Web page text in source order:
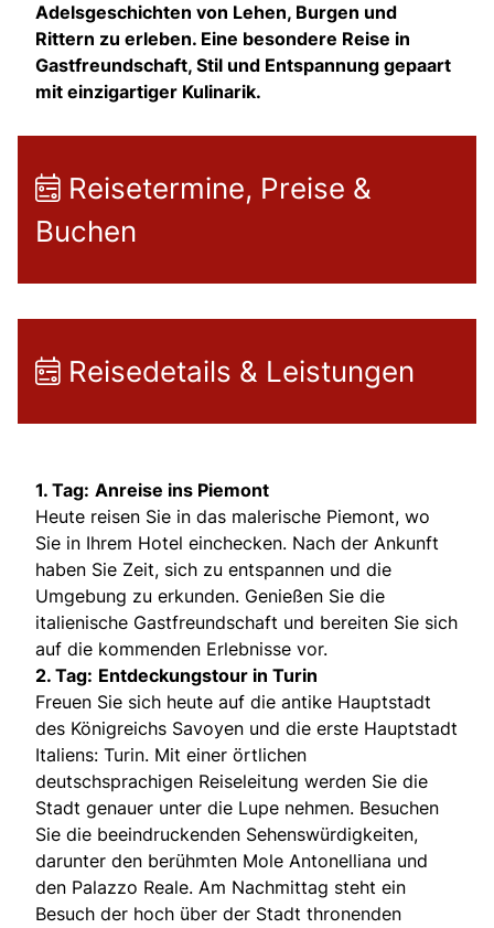
Adelsgeschichten von Lehen, Burgen und
Rittern zu erleben. Eine besondere Reise in
Gastfreundschaft, Stil und Entspannung gepaart
mit einzigartiger Kulinarik.
Reisetermine, Preise &
Buchen
Reisedetails & Leistungen
1. Tag: Anreise ins Piemont
Heute reisen Sie in das malerische Piemont, wo
Sie in Ihrem Hotel einchecken. Nach der Ankunft
haben Sie Zeit, sich zu entspannen und die
Umgebung zu erkunden. Genießen Sie die
italienische Gastfreundschaft und bereiten Sie sich
auf die kommenden Erlebnisse vor.
2. Tag: Entdeckungstour in Turin
Freuen Sie sich heute auf die antike Hauptstadt
des Königreichs Savoyen und die erste Hauptstadt
Italiens: Turin. Mit einer örtlichen
deutschsprachigen Reiseleitung werden Sie die
Stadt genauer unter die Lupe nehmen. Besuchen
Sie die beeindruckenden Sehenswürdigkeiten,
darunter den berühmten Mole Antonelliana und
den Palazzo Reale. Am Nachmittag steht ein
Besuch der hoch über der Stadt thronenden